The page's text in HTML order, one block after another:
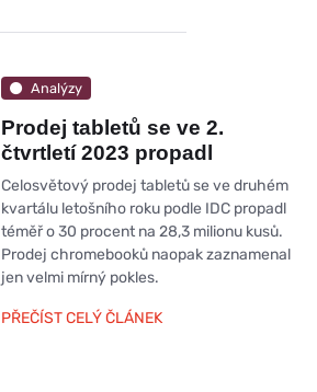
Analýzy
Prodej tabletů se ve 2.
čtvrtletí 2023 propadl
Celosvětový prodej tabletů se ve druhém
kvartálu letošního roku podle IDC propadl
téměř o 30 procent na 28,3 milionu kusů.
Prodej chromebooků naopak zaznamenal
jen velmi mírný pokles.
PŘEČÍST CELÝ ČLÁNEK